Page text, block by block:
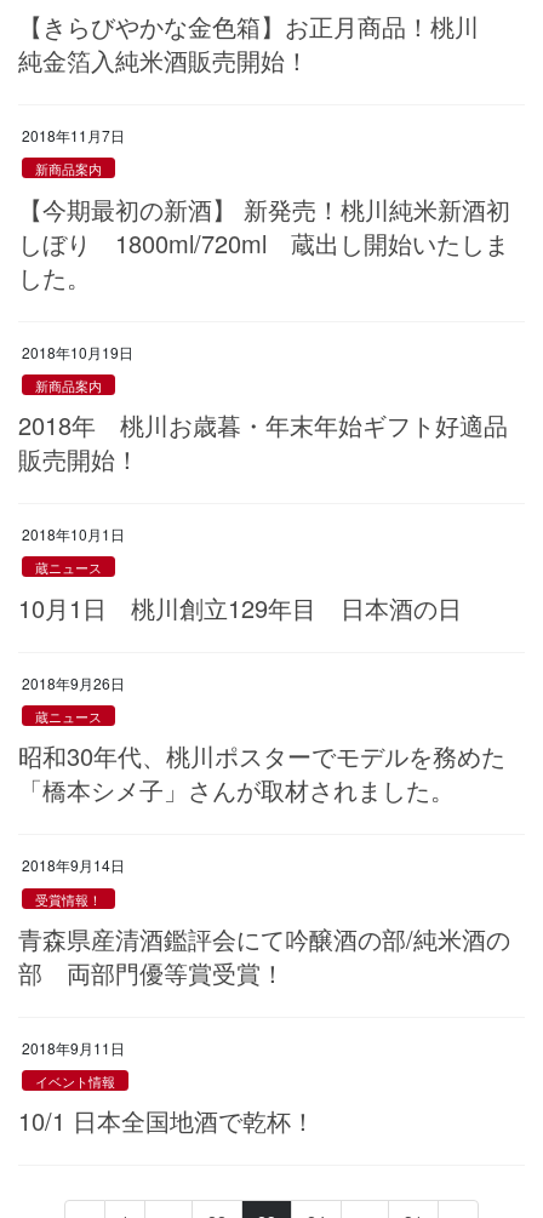
【きらびやかな金色箱】お正月商品！桃川
純金箔入純米酒販売開始！
2018年11月7日
新商品案内
【今期最初の新酒】 新発売！桃川純米新酒初
しぼり 1800ml/720ml 蔵出し開始いたしま
した。
2018年10月19日
新商品案内
2018年 桃川お歳暮・年末年始ギフト好適品
販売開始！
2018年10月1日
蔵ニュース
10月1日 桃川創立129年目 日本酒の日
2018年9月26日
蔵ニュース
昭和30年代、桃川ポスターでモデルを務めた
「橋本シメ子」さんが取材されました。
2018年9月14日
受賞情報！
青森県産清酒鑑評会にて吟醸酒の部/純米酒の
部 両部門優等賞受賞！
2018年9月11日
イベント情報
10/1 日本全国地酒で乾杯！